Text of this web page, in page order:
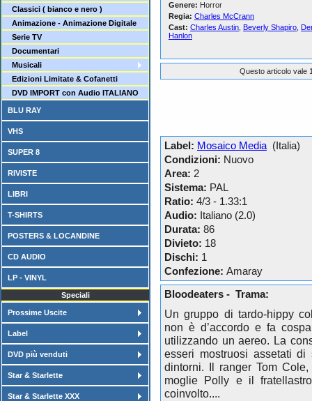
Classici ( bianco e nero )
Animazione - Animazione Digitale
Serie TV
Documentari
Musicali
Edizioni Limitate & Cofanetti
DVD IMPORT con Audio ITALIANO
BLU RAY
VHS
SUPER 8
RIVISTE
LIBRI
T-SHIRTS
POSTERS & LOCANDINE
CD AUDIO
LP - VINYL
Speciali
Prossime Uscite
Label
DVD più venduti
Star & Starlette
Star & Starlette XXX
Genere: Horror
Regia: Charles McCrann
Cast: Charles Austin Beverly Shapiro
Hanlon
Questo articolo vale
Label: Mosaico Media (Italia)
Condizioni: Nuovo
Area: 2
Sistema: PAL
Ratio: 4/3 - 1.33:1
Audio: Italiano (2.0)
Durata: 86
Divieto: 18
Dischi: 1
Confezione: Amaray
Bloodeaters - Trama:
Un gruppo di tardo-hippy
non è d’accordo e fa
utilizzando un aereo. La
esseri mostruosi assetati
dintorni. Il ranger Tom
moglie Polly e il
coinvolto....